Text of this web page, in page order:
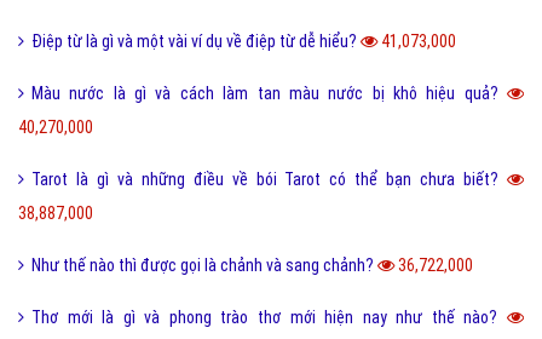
Điệp từ là gì và một vài ví dụ về điệp từ dễ hiểu? 41,073,000
Màu nước là gì và cách làm tan màu nước bị khô hiệu quả?
40,270,000
Tarot là gì và những điều về bói Tarot có thể bạn chưa biết?
38,887,000
Như thế nào thì được gọi là chảnh và sang chảnh? 36,722,000
Thơ mới là gì và phong trào thơ mới hiện nay như thế nào?